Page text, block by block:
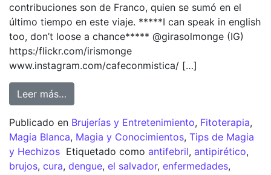
contribuciones son de Franco, quien se sumó en el
último tiempo en este viaje. *****I can speak in english
too, don’t loose a chance***** @girasolmonge (IG)
https:/flickr.com/irismonge
www.instagram.com/cafeconmistica/ […]
Leer más…
Publicado en Brujerías y Entretenimiento, Fitoterapia,
Magia Blanca, Magia y Conocimientos, Tips de Magia
y Hechizos Etiquetado como antifebril, antipirético,
brujos, cura, dengue, el salvador, enfermedades,